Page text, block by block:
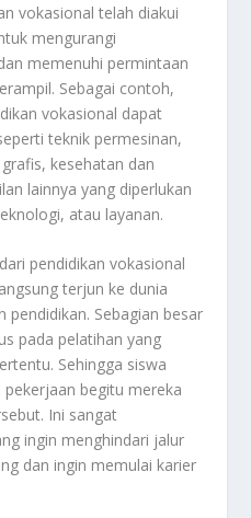
vokasional telah diakui
mengurangi
memenuhi permintaan
Sebagai contoh,
vokasional dapat
teknik permesinan,
kesehatan dan
lainnya yang diperlukan
atau layanan.
pendidikan vokasional
terjun ke dunia
pendidikan. Sebagian besar
pada pelatihan yang
Sehingga siswa
begitu mereka
Ini sangat
ingin menghindari jalur
dan ingin memulai karier